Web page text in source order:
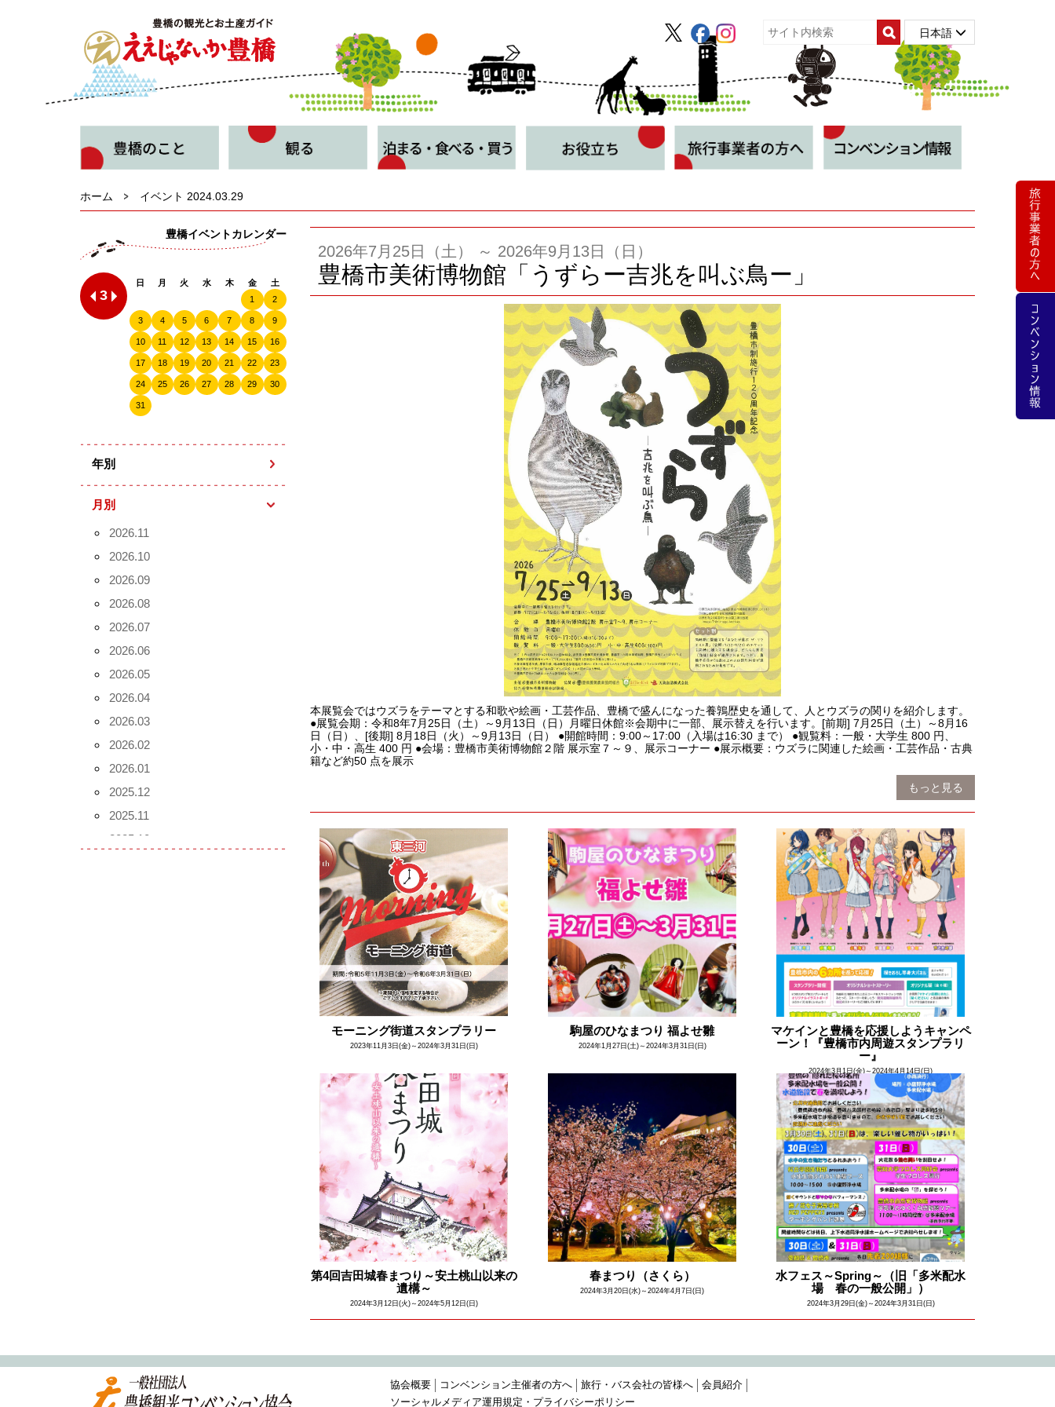
日本語
ホーム イベント 2024.03.29
2026年7月25日（土） ～ 2026年9月13日（日）
豊橋市美術博物館「うずらー吉兆を叫ぶ鳥ー」
本展覧会ではウズラをテーマとする和歌や絵画・工芸作品、豊橋で盛んになった養鶉歴史を通して、人とウズラの関りを紹介します。
●展覧会期：令和8年7月25日（土）～9月13日（日）月曜日休館※会期中に一部、展示替えを行います。[前期] 7月25日（土）～8月16
日（日）、[後期] 8月18日（火）～9月13日（日） ●開館時間：9:00～17:00（入場は16:30 まで） ●観覧料：一般・大学生 800 円、
小・中・高生 400 円 ●会場：豊橋市美術博物館２階 展示室７～９、展示コーナー ●展示概要：ウズラに関連した絵画・工芸作品・古典
籍など約50 点を展示
もっと見る
モーニング街道スタンプラリー
2023年11月3日(金)～2024年3月31日(日)
駒屋のひなまつり 福よせ雛
2024年1月27日(土)～2024年3月31日(日)
マケインと豊橋を応援しようキャンペ
ーン！『豊橋市内周遊スタンプラリ
ー』
2024年3月1日(金)～2024年4月14日(日)
第4回吉田城春まつり～安土桃山以来の
遺構～
2024年3月12日(火)～2024年5月12日(日)
春まつり（さくら）
2024年3月20日(水)～2024年4月7日(日)
水フェス～Spring～（旧「多米配水
場 春の一般公開」）
2024年3月29日(金)～2024年3月31日(日)
豊橋イベントカレンダー
3
日 月 火 水 木 金
土
1
2
3 4 5 6 7 8 9
10 11 12 13 14 15 16
17 18 19 20 21 22 23
24 25 26 27 28 29 30
31
年別
月別
2026.11
2026.10
2026.09
2026.08
2026.07
2026.06
2026.05
2026.04
2026.03
2026.02
2026.01
2025.12
2025.11
2025.10
2023.12
2023.11
2023.10
協会概要 コンベンション主催者の方へ 旅行・バス会社の皆様へ
会員紹介
ソーシャルメディア運用規定・プライバシーポリシー